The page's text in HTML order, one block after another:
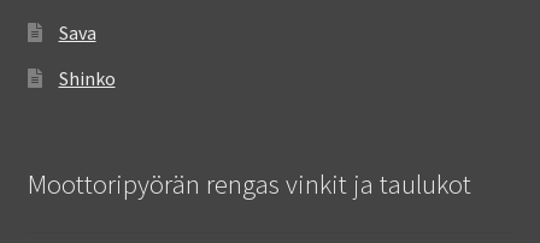
Sava
Shinko
Moottoripyörän rengas vinkit ja taulukot